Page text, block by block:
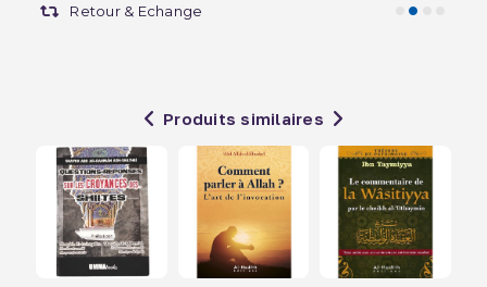
Retour & Echange
Produits similaires